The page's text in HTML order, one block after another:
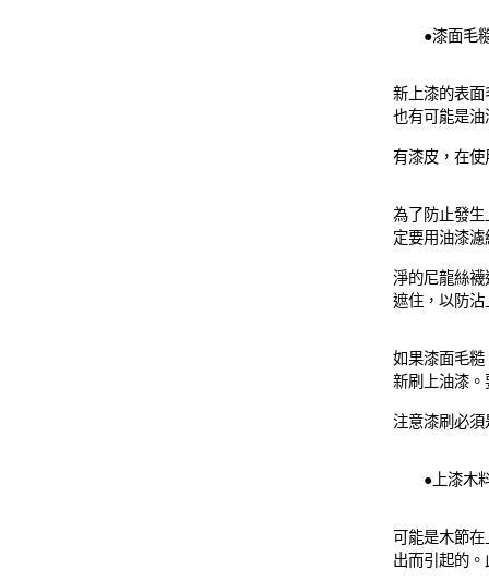
●漆面毛
新上漆的表
也有可能是油
有漆皮，在
為了防止發
定要用油漆濾
淨的尼龍絲
遮住，以防沾
如果漆面毛
新刷上油漆。
注意漆刷必須
●上漆木料
可能是木節
出而引起的。